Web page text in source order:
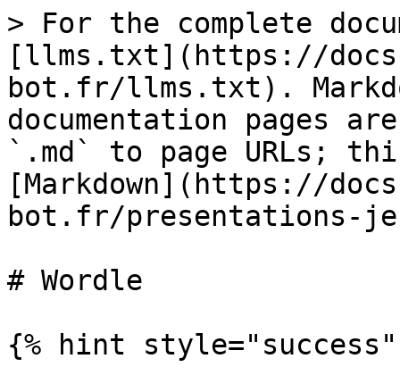
> For the complete
[llms.txt](https://
bot.fr/llms.txt).
documentation pages
`.md` to page URLs;
[Markdown](https://
bot.fr/presentations-
# Wordle
{% hint style="success"